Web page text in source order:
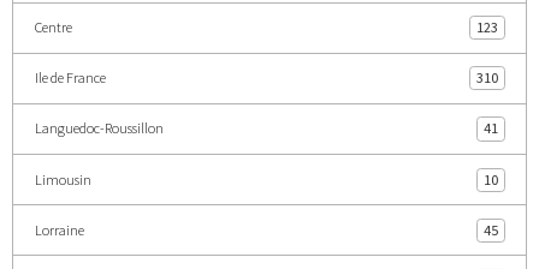
Centre 123
Ile de France 310
Languedoc-Roussillon 41
Limousin 10
Lorraine 45